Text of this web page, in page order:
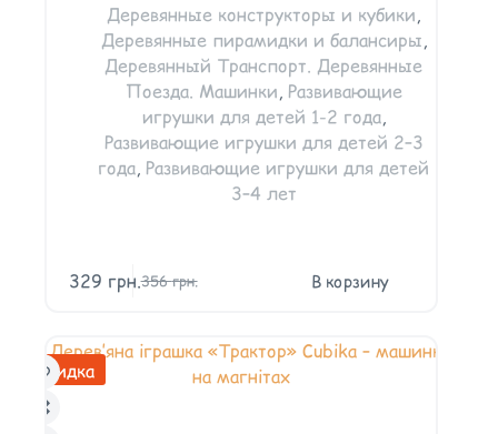
Деревянные конструкторы и кубики,
Деревянные пирамидки и балансиры,
Деревянный Транспорт. Деревянные
Поезда. Машинки, Развивающие
игрушки для детей 1-2 года,
Развивающие игрушки для детей 2–3
года, Развивающие игрушки для детей
3–4 лет
356грн.
329 грн. В корзину
Скидка